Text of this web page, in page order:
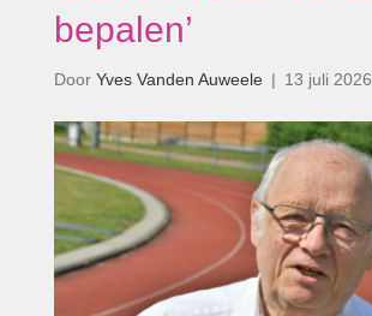
bepalen’
Door Yves Vanden Auweele | 13 juli 2026